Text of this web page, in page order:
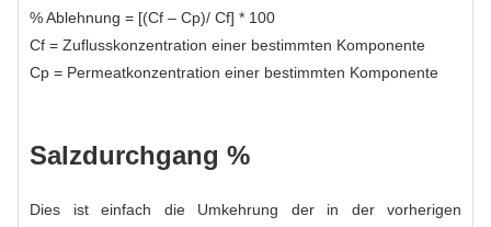
% Ablehnung = [(Cf – Cp)/ Cf] * 100
Cf = Zuflusskonzentration einer bestimmten Komponente
Cp = Permeatkonzentration einer bestimmten Komponente
Salzdurchgang %
Dies ist einfach die Umkehrung der in der vorherigen